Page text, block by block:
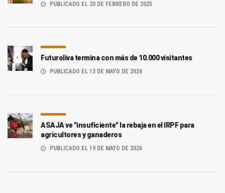
PUBLICADO EL 20 DE FEBRERO DE 2025
Futuroliva termina con más de 10.000 visitantes
PUBLICADO EL 13 DE MAYO DE 2026
ASAJA ve "insuficiente" la rebaja en el IRPF para
agricultores y ganaderos
PUBLICADO EL 19 DE MAYO DE 2026